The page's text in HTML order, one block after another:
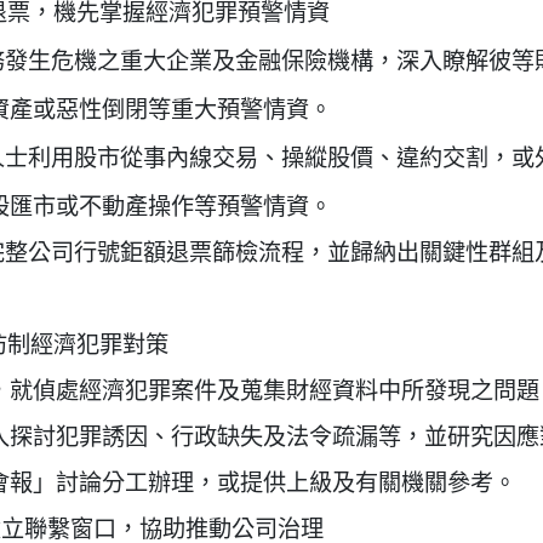
，機先掌握經濟犯罪預警情資
生危機之重大企業及金融保險機構，深入瞭解彼
或惡性倒閉等重大預警情資。
利用股市從事內線交易、操縱股價、違約交割，
市或不動產操作等預警情資。
公司行號鉅額退票篩檢流程，並歸納出關鍵性群
經濟犯罪對策
偵處經濟犯罪案件及蒐集財經資料中所發現之問
討犯罪誘因、行政缺失及法令疏漏等，並研究因
」討論分工辦理，或提供上級及有關機關參考。
聯繫窗口，協助推動公司治理